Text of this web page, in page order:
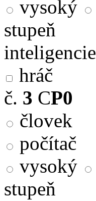
vysoký
stupeň
inteligencie
hráč
č. 3 CP0
človek
počítač
vysoký
stupeň